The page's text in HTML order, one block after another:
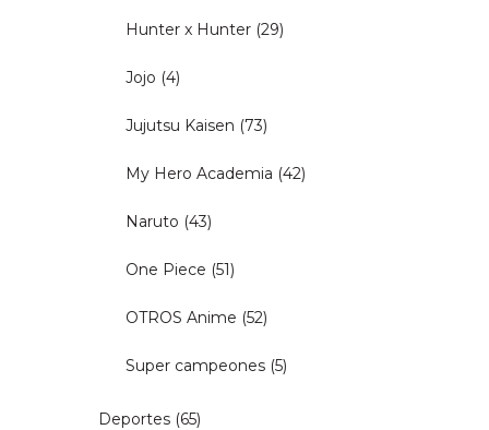
Hunter x Hunter (29)
Jojo (4)
Jujutsu Kaisen (73)
My Hero Academia (42)
Naruto (43)
One Piece (51)
OTROS Anime (52)
Super campeones (5)
Deportes (65)